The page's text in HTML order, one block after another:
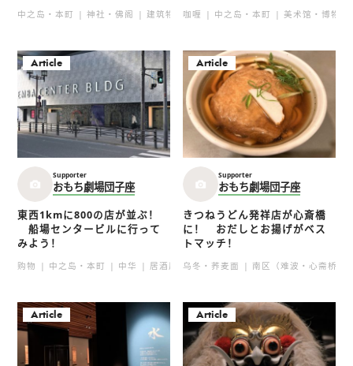
中之岛・本町 神社・佛阁 建筑物 祭典 美术馆・博物馆 街头漫步
咖喱 中之岛・本町 美术馆・博物馆
Article
Supporter
おもち劇場団子座
東西1kmに800の店が並ぶ！
船場センタービルに行って
みよう！
购物 中之岛・本町 中华 居酒屋 街头漫步 想要表达的事
Article
Supporter
おもち劇場団子座
きつねうどん発祥店が心斎橋
に！ おだしとお揚げがベス
トマッチ！
乌冬・荞麦面 南区（难波・心斋桥・
Article Article